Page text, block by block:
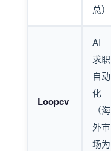
总）
Loopcv
AI
求职
自动
化
（海
外市
场为